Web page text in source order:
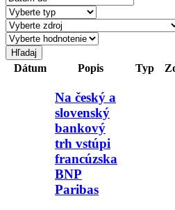
Dátum Popis Typ
Na český a
slovenský
bankový
trh vstúpi
francúzska
BNP
Paribas